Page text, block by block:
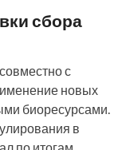
сбора
с
новых
биоресурсами.
в